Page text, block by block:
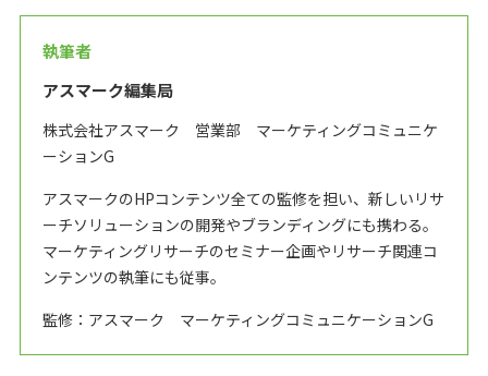
執筆者
アスマーク編集局
株式会社アスマーク 営業部 マーケティングコミュニケ
ーションG
アスマークのHPコンテンツ全ての監修を担い、新しいリサ
ーチソリューションの開発やブランディングにも携わる。
マーケティングリサーチのセミナー企画やリサーチ関連コ
ンテンツの執筆にも従事。
監修：アスマーク マーケティングコミュニケーションG